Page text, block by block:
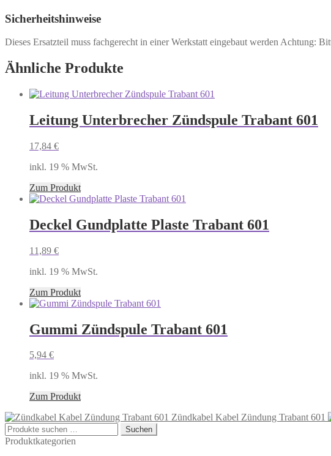
Sicherheitshinweise
Dieses Ersatzteil muss fachgerecht in einer Werkstatt eingebaut werden Achtung:
Ähnliche Produkte
Leitung Unterbrecher Zündspule Trabant 601
17,84 €
inkl. 19 % MwSt.
Zum Produkt
Deckel Gundplatte Plaste Trabant 601
11,89 €
inkl. 19 % MwSt.
Zum Produkt
Gummi Zündspule Trabant 601
5,94 €
inkl. 19 % MwSt.
Zum Produkt
Zündkabel Kabel Zündung Trabant 601
Suchen
nach:
Suchen
Produktkategorien